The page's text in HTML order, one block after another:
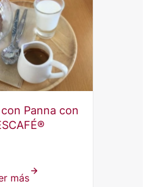
Panna con
mássobre